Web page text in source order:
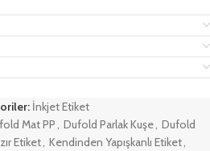
İnkjet Etiket
Mat PP, Dufold Parlak Kuşe, Dufold
Etiket, Kendinden Yapışkanlı Etiket,